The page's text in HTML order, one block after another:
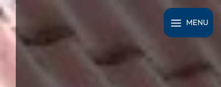
MENU
Panneau de gestion des cookies